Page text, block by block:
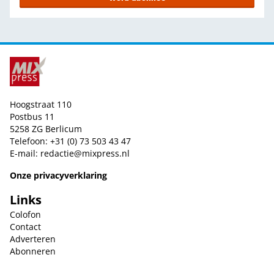
Hoogstraat 110
Postbus 11
5258 ZG Berlicum
Telefoon: +31 (0) 73 503 43 47
E-mail: redactie@mixpress.nl
Onze privacyverklaring
Links
Colofon
Contact
Adverteren
Abonneren